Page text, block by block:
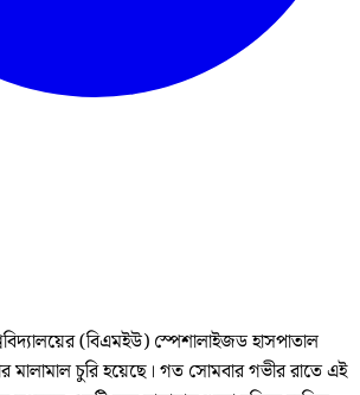
(বিএমইউ) স্পেশালাইজড হাসপাতাল
মালামাল চুরি হয়েছে। গত সোমবার গভীর রাতে এই